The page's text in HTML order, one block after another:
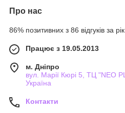
Про нас
86% позитивних з 86 відгуків за рік
Працює з 19.05.2013
м. Дніпро
вул. Марії Кюрі 5, ТЦ "NEO
Україна
Контакти